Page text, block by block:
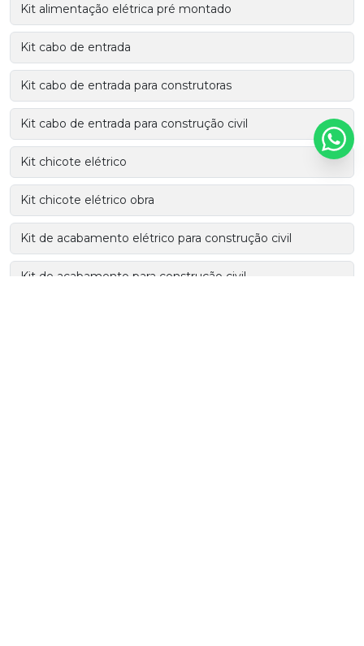
Kit alimentação elétrica pré montado
Kit cabo de entrada
Kit cabo de entrada para construtoras
Kit cabo de entrada para construção civil
Kit chicote elétrico
Kit chicote elétrico obra
Kit de acabamento elétrico para construção civil
Kit de acabamento para construção civil